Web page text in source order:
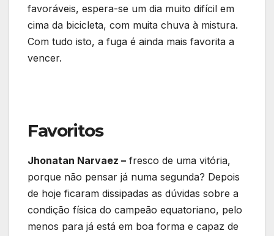
favoráveis, espera-se um dia muito difícil em
cima da bicicleta, com muita chuva à mistura.
Com tudo isto, a fuga é ainda mais favorita a
vencer.
Favoritos
Jhonatan Narvaez – fresco de uma vitória,
porque não pensar já numa segunda? Depois
de hoje ficaram dissipadas as dúvidas sobre a
condição física do campeão equatoriano, pelo
menos para já está em boa forma e capaz de